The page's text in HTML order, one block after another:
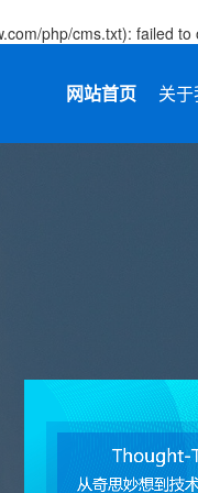
php/cms.txt): failed
网站首页 关